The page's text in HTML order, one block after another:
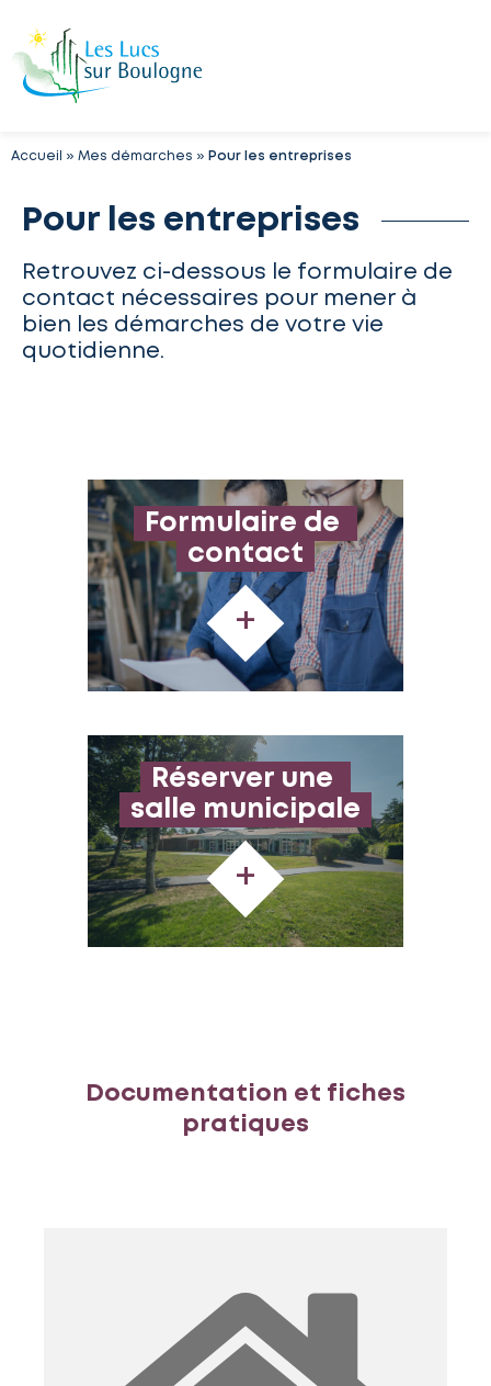
Accueil » Mes démarches » Pour les entreprises
Pour les entreprises
Retrouvez ci-dessous le formulaire de
contact nécessaires pour mener à
bien les démarches de votre vie
quotidienne.
Formulaire de
contact
+
Réserver une
salle municipale
+
Documentation et fiches
pratiques